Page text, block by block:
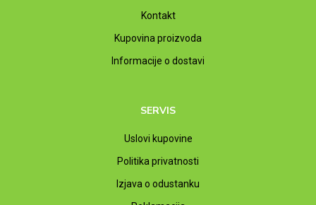
Kontakt
Kupovina proizvoda
Informacije o dostavi
SERVIS
Uslovi kupovine
Politika privatnosti
Izjava o odustanku